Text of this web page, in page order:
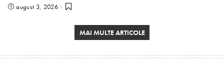
august 3, 2026
MAI MULTE ARTICOLE